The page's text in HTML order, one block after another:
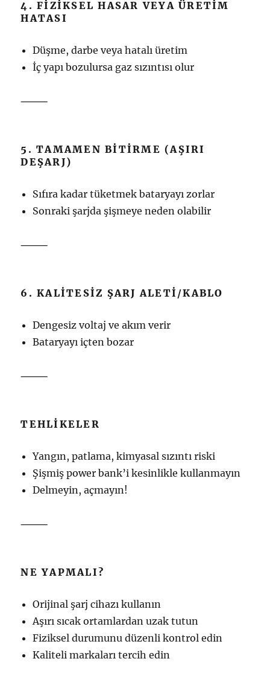
4. FIZIKSEL HASAR VEYA ÜRETIM
HATASI
Düşme, darbe veya hatalı üretim
İç yapı bozulursa gaz sızıntısı olur
⸻
5. TAMAMEN BITIRME (AŞIRI
DEŞARJ)
Sıfıra kadar tüketmek bataryayı zorlar
Sonraki şarjda şişmeye neden olabilir
⸻
6. KALITESIZ ŞARJ ALETI/KABLO
Dengesiz voltaj ve akım verir
Bataryayı içten bozar
⸻
TEHLIKELER
Yangın, patlama, kimyasal sızıntı riski
Şişmiş power bank’i kesinlikle kullanmayın
Delmeyin, açmayın!
⸻
NE YAPMALI?
Orijinal şarj cihazı kullanın
Aşırı sıcak ortamlardan uzak tutun
Fiziksel durumunu düzenli kontrol edin
Kaliteli markaları tercih edin